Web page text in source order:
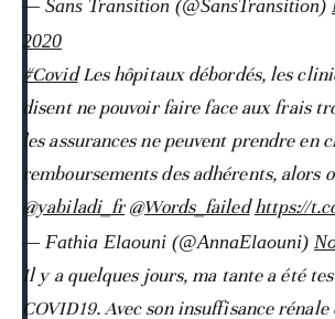
— Sans Transition (@SansTransition)
2020
#CovidLes hôpitaux débordés, les
disent ne pouvoir faire face aux frais
les assurances ne peuvent prendre en
remboursements des adhérents, alors
@yabiladi_fr @Words_failed https://
— Fathia Elaouni (@AnnaElaouni)
Il y a quelques jours, ma tante a été
COVID19. Avec son insuffisance rénale